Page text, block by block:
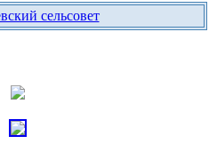
сельсовет